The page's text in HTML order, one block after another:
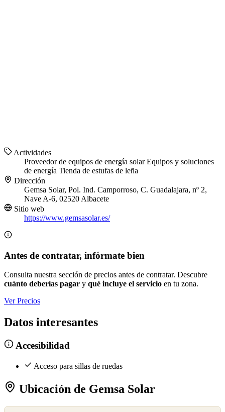
Actividades
Proveedor de equipos de energía solarEquipos y soluciones
de energía Tienda de estufas de leña
Dirección
Gemsa Solar, Pol. Ind. Camporroso, C. Guadalajara, nº 2,
Nave A-6, 02520 Albacete
Sitio web
https://www.gemsasolar.es/
Antes de contratar, infórmate bien
Consulta nuestra sección de precios antes de contratar. Descubre
cuánto deberías pagar y qué incluye el servicio en tu zona.
Ver Precios
Datos interesantes
Accesibilidad
Acceso para sillas de ruedas
Ubicación de Gemsa Solar